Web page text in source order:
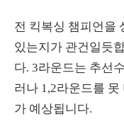
전 킥복싱 챔피언을
있는지가 관건일듯
다. 3라운드는 추선
러나 1,2라운드를
가 예상됩니다.